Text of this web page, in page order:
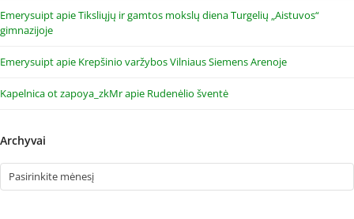
EmerysuiptapieTiksliųjų ir gamtos mokslų diena Turgelių „Aistuvos“
gimnazijoje
Emerysuiptapie Krepšinio varžybos Vilniaus Siemens Arenoje
Kapelnica ot zapoya_zkMrapie Rudenėlio šventė
Archyvai
Archyvai